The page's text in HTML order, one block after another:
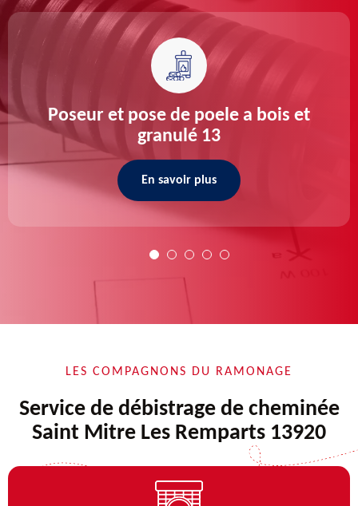
Poseur et pose de poele a bois et
granulé 13
En savoir plus
LES COMPAGNONS DU RAMONAGE
Service de débistrage de cheminée
Saint Mitre Les Remparts 13920